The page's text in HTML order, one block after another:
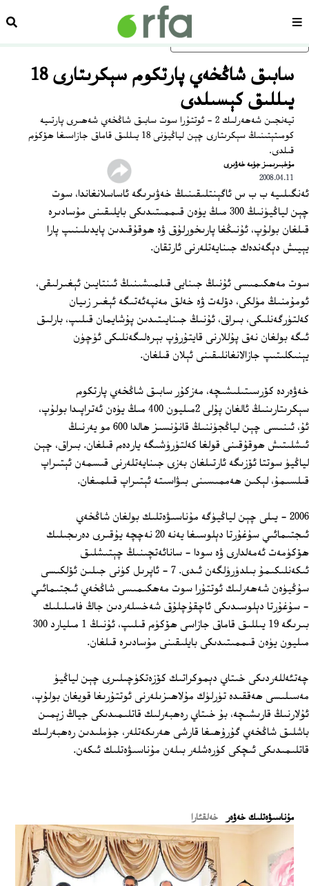
ئاساسلىق مەزمۇنغا ئاتلاڭسەھىپە
سابىق شاڭخەي پارتكوم سېكرىتارى 18
يىللىق كېسىلدى
تيەنجىن شەھەرلىك 2 - ئوتتۇرا سوت سابىق شاڭخەي شەھىرى پارتىيە
كومىتېتىنىڭ سېكرىتارى چېن لياڭيۈنى 18 يىللىق قاماق جازاسىغا ھۆكۈم
قىلدى.
ﻣﯘﺧﺒﯩﺮﯨﻤﯩﺰ ﺟﯜﻣﻪ ﺧﻪﯞﯨﺮﻯ
2008.04.11
ئەنگىلىيە ب ب س ئاگېنتلىقىنىڭ خەۋىرىگە ئاساسلانغاندا، سوت
چېن لياڭيۈنىڭ 300 مىڭ يۈەن قىممىتىدىكى بايلىقىنى مۇسادىرە
قىلغان بولۇپ، ئۇنىڭغا پارىخورلۇق ۋە ھوقۇقىدىن پايدىلىنىپ پارا
يېيىش دېگەندەك جىنايەتلەرنى ئارتقان.
سوت مەھكىمىسى ئۇنىڭ جىنايى قىلمىشىنىڭ ئىنتايىن ئېغىرلىقى،
ئومۇمنىڭ مۈلكى، دۆلەت ۋە خەلق مەنپەئەتىگە ئېغىر زىيان
كەلتۈرگەنلىكى، بىراق، ئۇنىڭ جىنايىتىدىن پۇشايمان قىلىپ، بارلىق
ئىگە بولغان نەق پۇللارنى قايتۇرۇپ بېرەلىگەنلىكى ئۈچۈن
يېنىكلىتىپ جازالانغانلىقىنى ئېلان قىلغان.
خەۋەردە كۆرسىتىلىشىچە، مەزكۇر سابىق شاڭخەي پارتكوم
سېكرىتارىنىڭ ئالغان پۇلى 2مىليون 400 مىڭ يۈەن ئەتراپىدا بولۇپ،
ئۇ، ئىنىسى چېن لياڭجۈننىڭ قانۇنسىز ھالدا 600 مو يەرنىڭ
ئىشلىتىش ھوقۇقىنى قولغا كەلتۈرۈشىگە ياردەم قىلغان. بىراق، چېن
لياڭيۈ سوتتا ئۆزىگە ئارتىلغان بەزى جىنايەتلەرنى قىسمەن ئېتىراپ
قىلسىمۇ، لېكىن ھەممىسىنى بىۋاسىتە ئېتىراپ قىلمىغان.
2006 - يىلى چېن لياڭيۈگە مۇناسىۋەتلىك بولغان شاڭخەي
ئىجتىمائىي سۇغۇرتا دېلوسىغا يەنە 20 نەچچە يۇقىرى دەرىجىلىك
ھۆكۈمەت ئەمەلدارى ۋە سودا - سانائەتچىنىڭ چېتىشلىق
ئىكەنلىكىمۇ بىلدۈرۈلگەن ئىدى. 7 - ئاپرىل كۈنى جىلىن ئۆلكىسى
سۇڭيۈەن شەھەرلىك ئوتتۇرا سوت مەھكىمىسى شاڭخەي ئىجتىمائىي
- سۇغۇرتا دېلوسىدىكى ئاچقۇچلۇق شەخسلەردىن جاڭ فامىلىلىك
بىرىگە 19 يىللىق قاماق جازاسى ھۆكۈم قىلىپ، ئۇنىڭ 1 مىليارد 300
مىليون يۈەن قىممىتىدىكى بايلىقىنى مۇسادىرە قىلغان.
چەتئەللەردىكى خىتاي دېموكراتىك كۆزەتكۈچىلىرى چېن لياڭيۈ
مەسىلىسى ھەققىدە تۈرلۈك مۇلاھىزىلەرنى ئوتتۇرىغا قويغان بولۇپ،
ئۇلارنىڭ قارىشىچە، بۇ خىتاي رەھبەرلىك قاتلىمىدىكى جياڭ زېمىن
باشلىق شاڭخەي گۇرۇھىغا قارشى ھەرىكەتلەر، جۈملىدىن رەھبەرلىك
قاتلىمىدىكى ئىچكى كۈرەشلەر بىلەن مۇناسىۋەتلىك ئىكەن.
ﻣﯘﻧﺎﺳﯩﯟﻩﺗﻠﯩﻚ ﺧﻪﯞﻩﺭ خەلقئارا